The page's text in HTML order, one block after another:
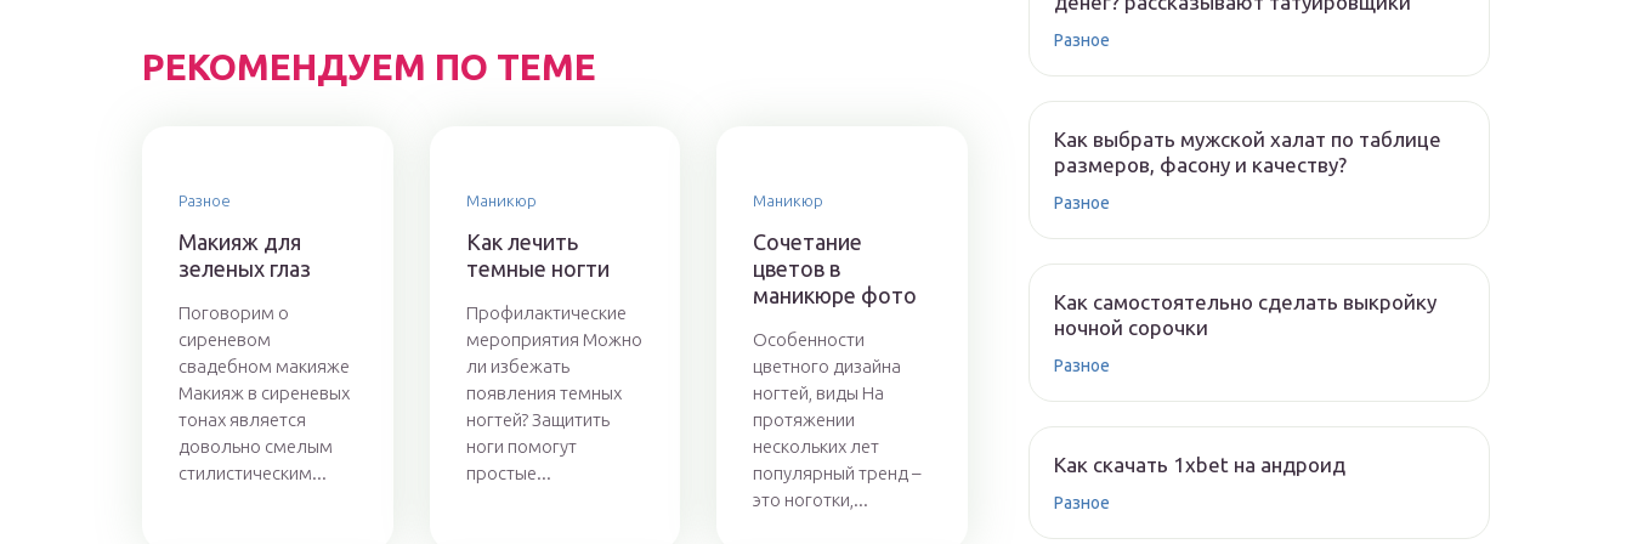
РЕКОМЕНДУЕМ ПО ТЕМЕ
Разное
Макияж для
зеленых глаз
Поговорим о
сиреневом
свадебном макияже
Макияж в сиреневых
тонах является
довольно смелым
стилистическим...
Маникюр
Как лечить
темные ногти
Профилактические
мероприятия Можно
ли избежать
появления темных
ногтей? Защитить
ноги помогут
простые...
Маникюр
Сочетание
цветов в
маникюре фото
Особенности
цветного дизайна
ногтей, виды На
протяжении
нескольких лет
популярный тренд –
это ноготки,...
Разное
Как выбрать мужской халат по таблице
размеров, фасону и качеству?
Разное
Как самостоятельно сделать выкройку
ночной сорочки
Разное
Как скачать 1xbet на андроид
Разное